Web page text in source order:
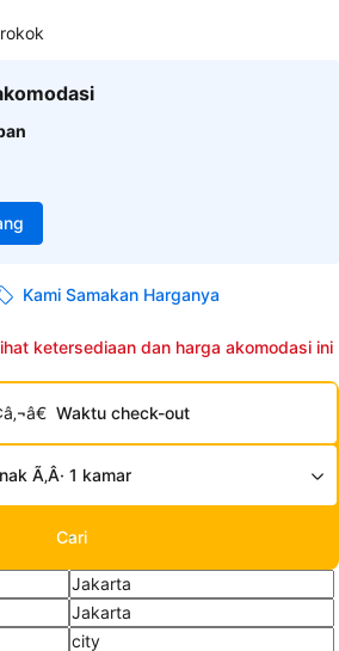
Kami Samakan Harganya
ketersediaan dan harga akomodasi ini
Waktu check-out
Ã‚Â· 1 kamar
Cari